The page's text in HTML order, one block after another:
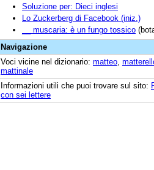
Soluzione per: Dieci inglesi
Lo Zuckerberg di Facebook (iniz.)
__ muscaria: è un fungo tossico
Navigazione
Voci vicine nel dizionario: matteo
mattinale
Informazioni utili che puoi trovare sul sito:
con sei lettere